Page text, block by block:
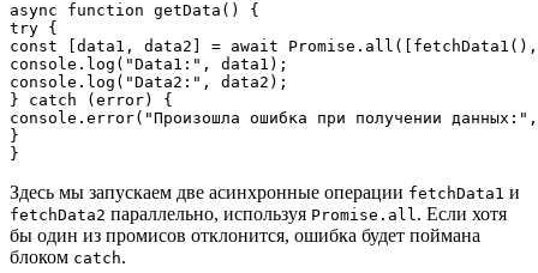
async function getData() {
try {
const [data1, data2] = await
console.log("Data1:", data1);
console.log("Data2:", data2);
} catch (error) {
console.error("Произошла ошибка при получении
}
Здесь мы запускаем две асинхронные операции fetchData1 и
fetchData2 параллельно, используя Promise.all. Если хотя
бы один из промисов отклонится, ошибка будет поймана
блоком catch.